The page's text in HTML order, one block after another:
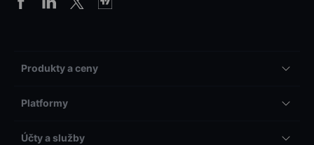
Produkty a ceny
Platformy
Účty a služby